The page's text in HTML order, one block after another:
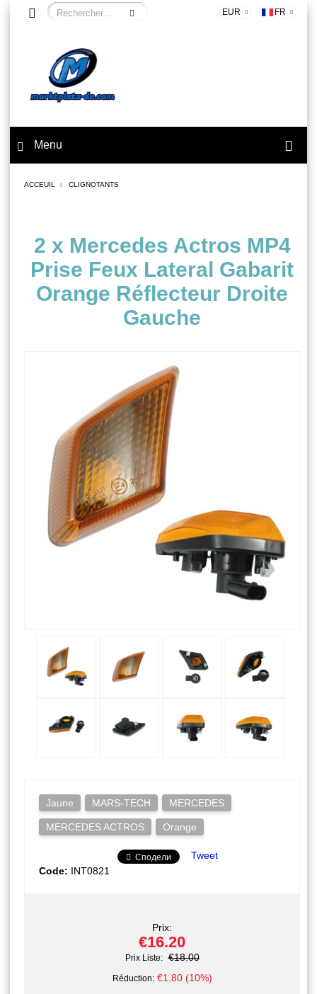
EUR FR
Menu
ACCEUIL CLIGNOTANTS
2 x Mercedes Actros MP4
Prise Feux Lateral Gabarit
Orange Réflecteur Droite
Gauche
Jaune MARS-TECH MERCEDES
MERCEDES ACTROS Orange
Сподели
Tweet
Code: INT0821
Prix:
€16.20
Prix Liste: €18.00
Réduction: €1.80 (10%)